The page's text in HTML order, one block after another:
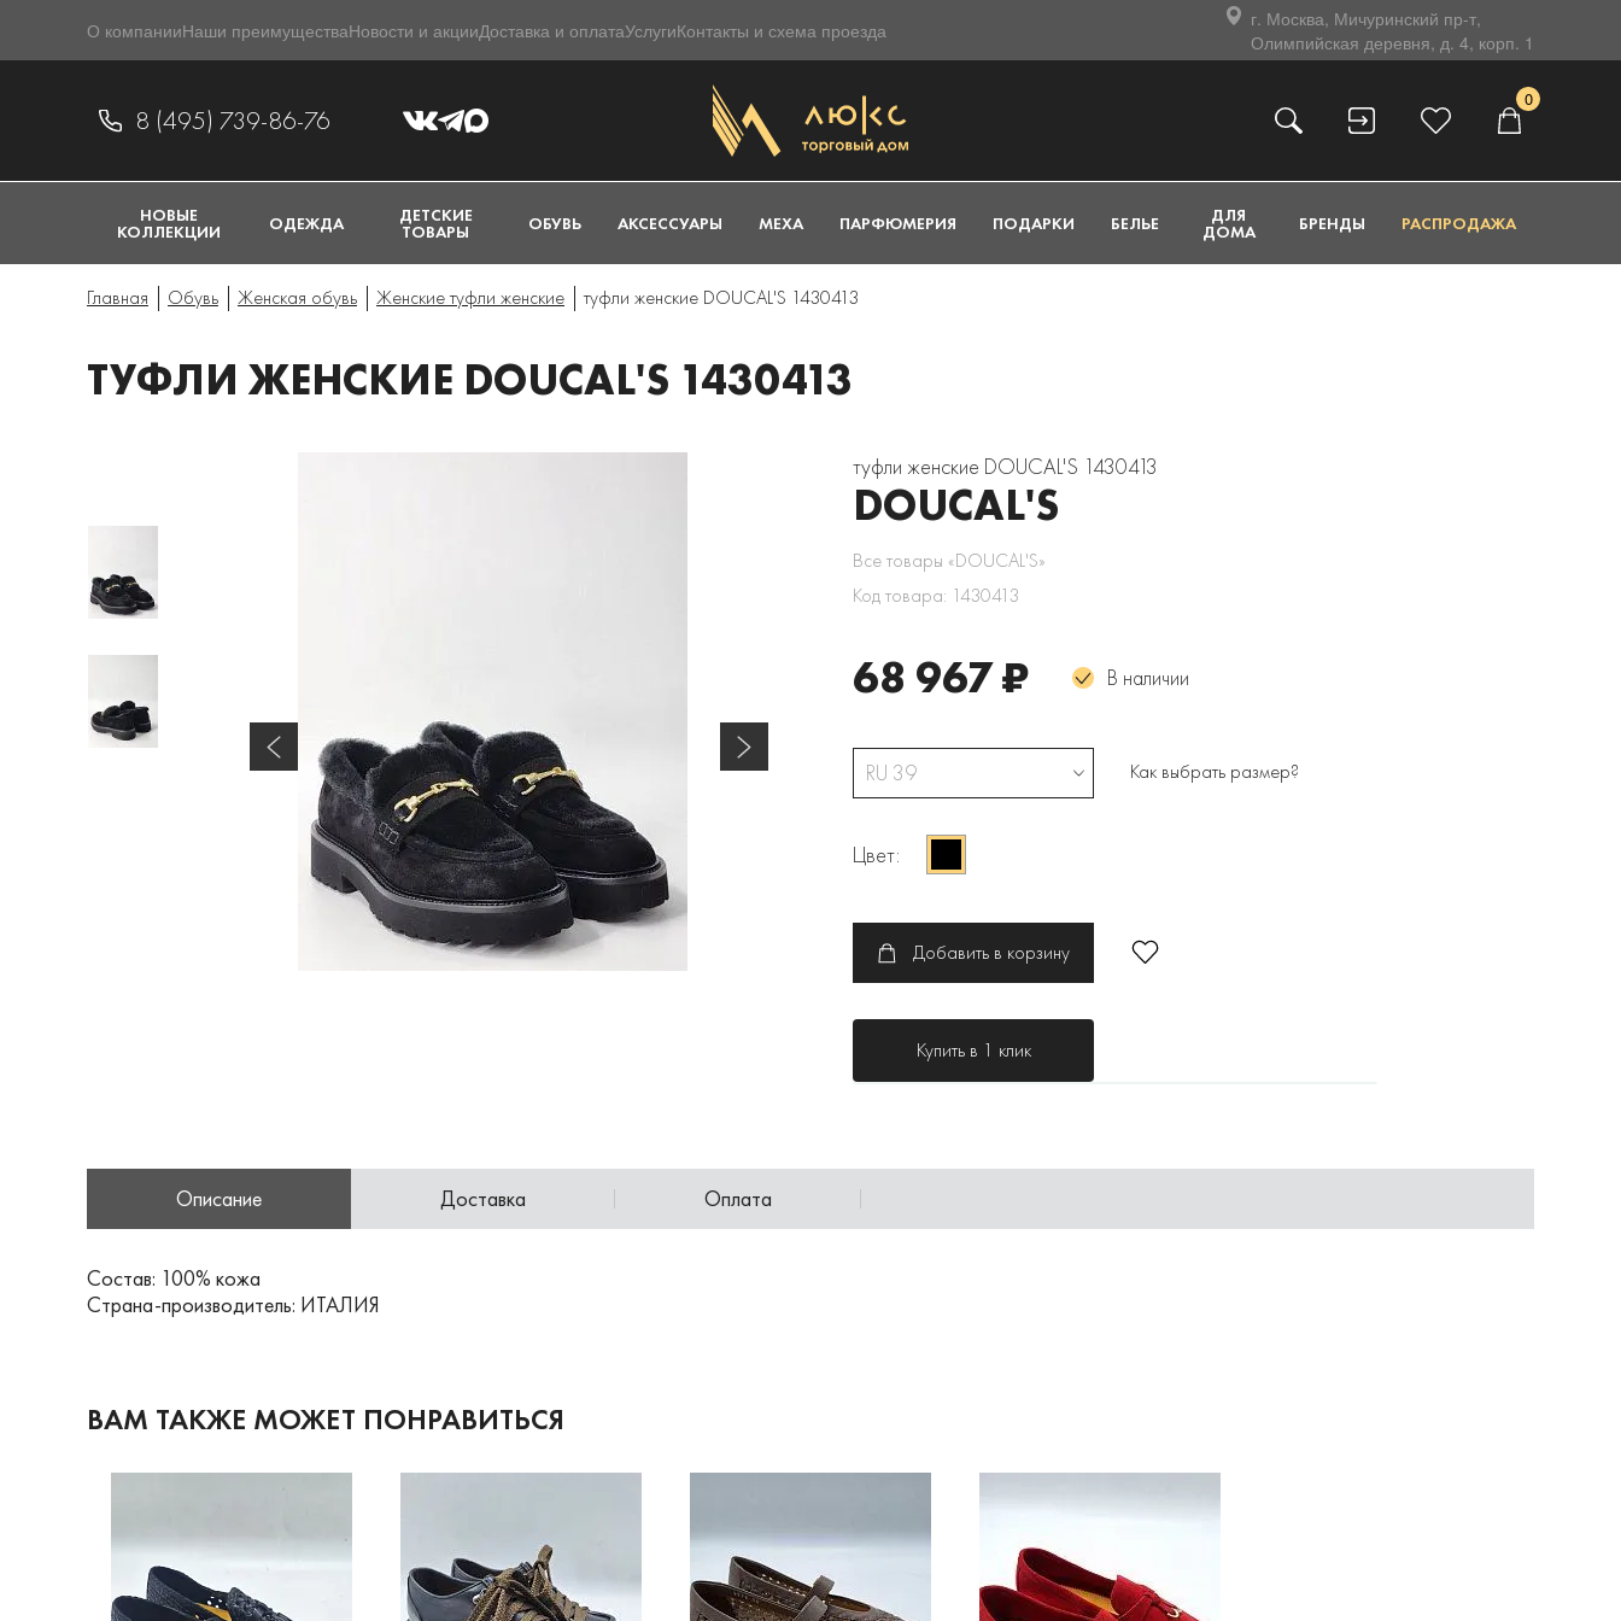
О компанииНаши преимуществаНовости и акцииДоставка и оплатаУслугиКонтакты и схема проезда
г. Москва, Мичуринский пр-т,
Олимпийская деревня, д. 4, корп. 1
8 (495) 739-86-76
0
НОВЫЕ
КОЛЛЕКЦИИ ОДЕЖДА ДЕТСКИЕ
ТОВАРЫ ОБУВЬ АКСЕССУАРЫ МЕХА ПАРФЮМЕРИЯ ПОДАРКИ БЕЛЬЕ ДЛЯ
ДОМА БРЕНДЫ РАСПРОДАЖА
Главная Обувь Женская обувь Женские туфли женские туфли женские DOUCAL'S 1430413
ТУФЛИ ЖЕНСКИЕ DOUCAL'S 1430413
туфли женские DOUCAL'S 1430413
DOUCAL'S
Все товары «DOUCAL'S»
Код товара: 1430413
68 967 ₽ В наличии
RU 39 Как выбрать размер?
Цвет:
Добавить в корзину
Купить в 1 клик
Описание Доставка Оплата
Состав: 100% кожа
Страна-производитель: ИТАЛИЯ
ВАМ ТАКЖЕ МОЖЕТ ПОНРАВИТЬСЯ